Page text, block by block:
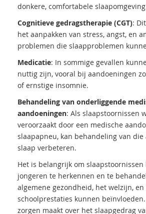
donkere, comfortabele
Cognitieve gedragstherapie (CGT):
het aanpakken van stress, angst, en
problemen die slaapproblemen
Medicatie: In sommige gevallen
nuttig zijn, vooral bij aandoeningen
of ernstige insomnie.
Behandeling van onderliggende
aandoeningen: Als slaapstoornissen
veroorzaakt door een medische
slaapapneu, kan behandeling van
slaap verbeteren.
Het is belangrijk om
jongeren te herkennen en te
algemene gezondheid, het welzijn, en
schoolprestaties kunnen
zorgen maakt over het slaapgedrag